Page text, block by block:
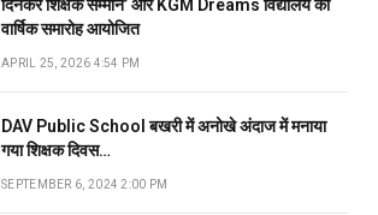
दिनकर शिक्षक सम्मान’ और KGM Dreams विद्यालय का
वार्षिक समारोह आयोजित
APRIL 25, 2026 4:54 PM
DAV Public School बखरी में अनोखे अंदाज में मनाया
गया शिक्षक दिवस…
SEPTEMBER 6, 2024 2:00 PM